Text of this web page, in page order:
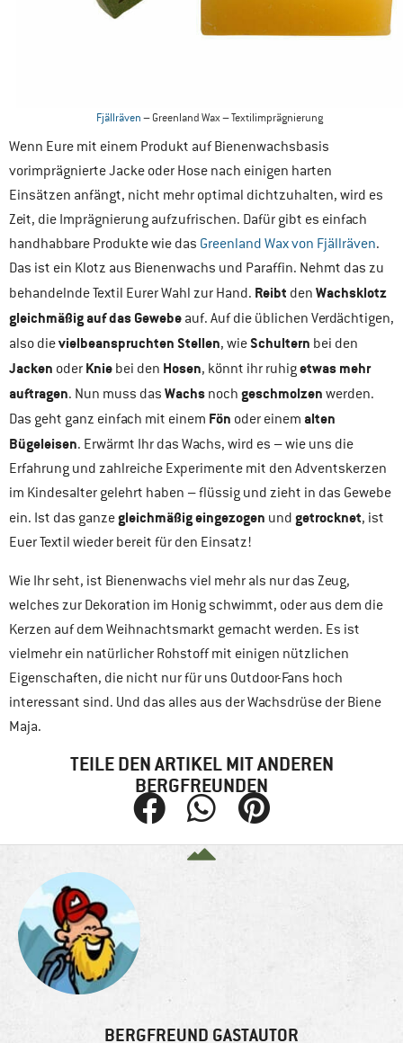
Fjällräven– Greenland Wax – Textilimprägnierung
Wenn Eure mit einem Produkt auf Bienenwachsbasis
vorimprägnierte Jacke oder Hose nach einigen harten
Einsätzen anfängt, nicht mehr optimal dichtzuhalten, wird es
Zeit, die Imprägnierung aufzufrischen. Dafür gibt es einfach
handhabbare Produkte wie das Greenland Wax von Fjällräven.
Das ist ein Klotz aus Bienenwachs und Paraffin. Nehmt das zu
behandelnde Textil Eurer Wahl zur Hand. Reibt den Wachsklotz
gleichmäßig auf das Gewebe auf. Auf die üblichen Verdächtigen,
also dievielbeanspruchten Stellen, wieSchultern bei den
Jacken oder Knie bei den Hosen, könnt ihr ruhigetwas mehr
auftragen. Nun muss das Wachs noch geschmolzen werden.
Das geht ganz einfach mit einem Fön oder einem alten
Bügeleisen. Erwärmt Ihr das Wachs, wird es – wie uns die
Erfahrung und zahlreiche Experimente mit den Adventskerzen
im Kindesalter gelehrt haben – flüssig und zieht in das Gewebe
ein. Ist das ganzegleichmäßig eingezogen und getrocknet, ist
Euer Textil wieder bereit für den Einsatz!
Wie Ihr seht, ist Bienenwachs viel mehr als nur das Zeug,
welches zur Dekoration im Honig schwimmt, oder aus dem die
Kerzen auf dem Weihnachtsmarkt gemacht werden. Es ist
vielmehr ein natürlicher Rohstoff mit einigen nützlichen
Eigenschaften, die nicht nur für uns Outdoor-Fans hoch
interessant sind. Und das alles aus der Wachsdrüse der Biene
Maja.
TEILE DEN ARTIKEL MIT ANDEREN
BERGFREUNDEN
BERGFREUND GASTAUTOR